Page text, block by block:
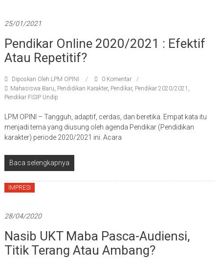
25/01/2021
Pendikar Online 2020/2021 : Efektif
Atau Repetitif?
Diposkan Oleh:LPM OPINI
0 Komentar
Mahasiswa Baru, Pendidikan Karakter, Pendikar, Pendikar 2020/2021 ,
Pendikar FISIP Undip
LPM OPINI – Tangguh, adaptif, cerdas, dan beretika. Empat kata itu
menjadi tema yang diusung oleh agenda Pendikar (Pendidikan
karakter) periode 2020/2021 ini. Acara
Baca selengkapnya
IMPRESI
28/04/2020
Nasib UKT Maba Pasca-Audiensi,
Titik Terang Atau Ambang?